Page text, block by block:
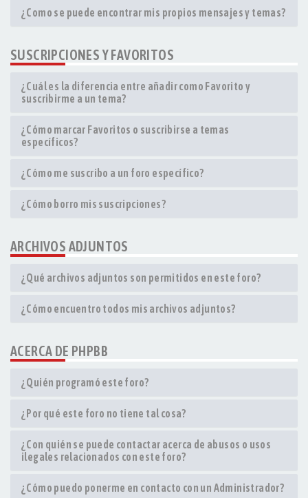
¿Como se puede encontrar mis propios mensajes y temas?
SUSCRIPCIONES Y FAVORITOS
¿Cuál es la diferencia entre añadir como Favorito y
suscribirme a un tema?
¿Cómo marcar Favoritos o suscribirse a temas
específicos?
¿Cómo me suscribo a un foro específico?
¿Cómo borro mis suscripciones?
ARCHIVOS ADJUNTOS
¿Qué archivos adjuntos son permitidos en este foro?
¿Cómo encuentro todos mis archivos adjuntos?
ACERCA DE PHPBB
¿Quién programó este foro?
¿Por qué este foro no tiene tal cosa?
¿Con quién se puede contactar acerca de abusos o usos
ilegales relacionados con este foro?
¿Cómo puedo ponerme en contacto con un Administrador?